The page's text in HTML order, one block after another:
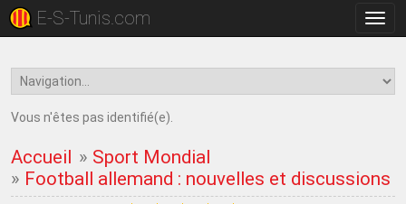
la
E-S-Tunis.com
Vous n'êtes pas identifié(e).
Accueil » Sport Mondial
» Football allemand : nouvelles et discussions